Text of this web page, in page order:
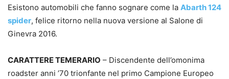
Esistono automobili che fanno sognare come la Abarth 124
spider, felice ritorno nella nuova versione al Salone di
Ginevra 2016.
CARATTERE TEMERARIO – Discendente dell’omonima
roadster anni ’70 trionfante nel primo Campione Europeo